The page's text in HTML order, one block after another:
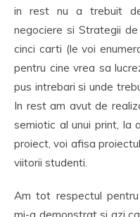
in rest nu a trebuit
negociere si Strategii
cinci carti (le voi
pentru cine vrea sa
pus intrebari si unde
In rest am avut de
semiotic al unui print, la
proiect, voi afisa
viitorii studenti.
Am tot respectul